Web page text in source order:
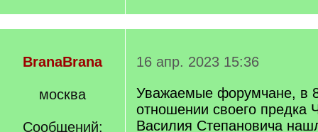
BranaBrana
москва
Сообщений:
16 апр. 2023 15:36
Уважаемые форумчане, в
отношении своего предка
Василия Степановича